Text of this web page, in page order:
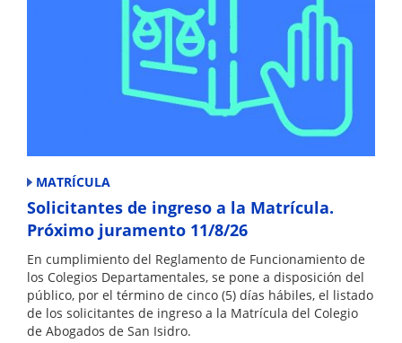
MATRÍCULA
Solicitantes de ingreso a la Matrícula.
Próximo juramento 11/8/26
En cumplimiento del Reglamento de Funcionamiento de
los Colegios Departamentales, se pone a disposición del
público, por el término de cinco (5) días hábiles, el listado
de los solicitantes de ingreso a la Matrícula del Colegio
de Abogados de San Isidro.